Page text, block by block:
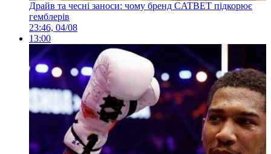
Драйв та чесні заноси: чому бренд CATBET підкорює
гемблерів
23:46, 04/08
13:00